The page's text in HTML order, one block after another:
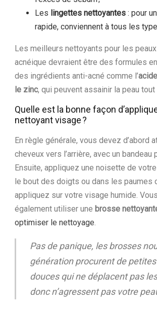
Les lingettes nettoyantes : pour
rapide, conviennent à tous les
Les meilleurs nettoyants pour les
acnéique devraient être des formules
des ingrédients anti-acné comme l’
le zinc, qui peuvent assainir la peau tout
Quelle est la bonne façon
nettoyant visage ?
En règle générale, vous devez d’abord
cheveux vers l’arrière, avec un bandeau
Ensuite, appliquez une noisette de
le bout des doigts ou dans les paumes
appliquez sur votre visage humide.
également utiliser une brosse
optimiser le nettoyage.
Pas de panique, les brosses
génération procurent de
douces qui ne déplacent pas
donc n’agressent pas votre